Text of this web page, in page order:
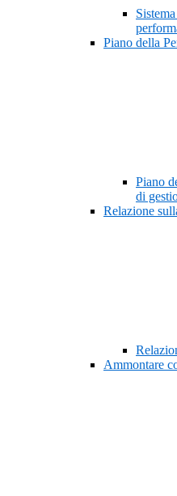
Piano della
Piano
di
Relazione
Ammontare